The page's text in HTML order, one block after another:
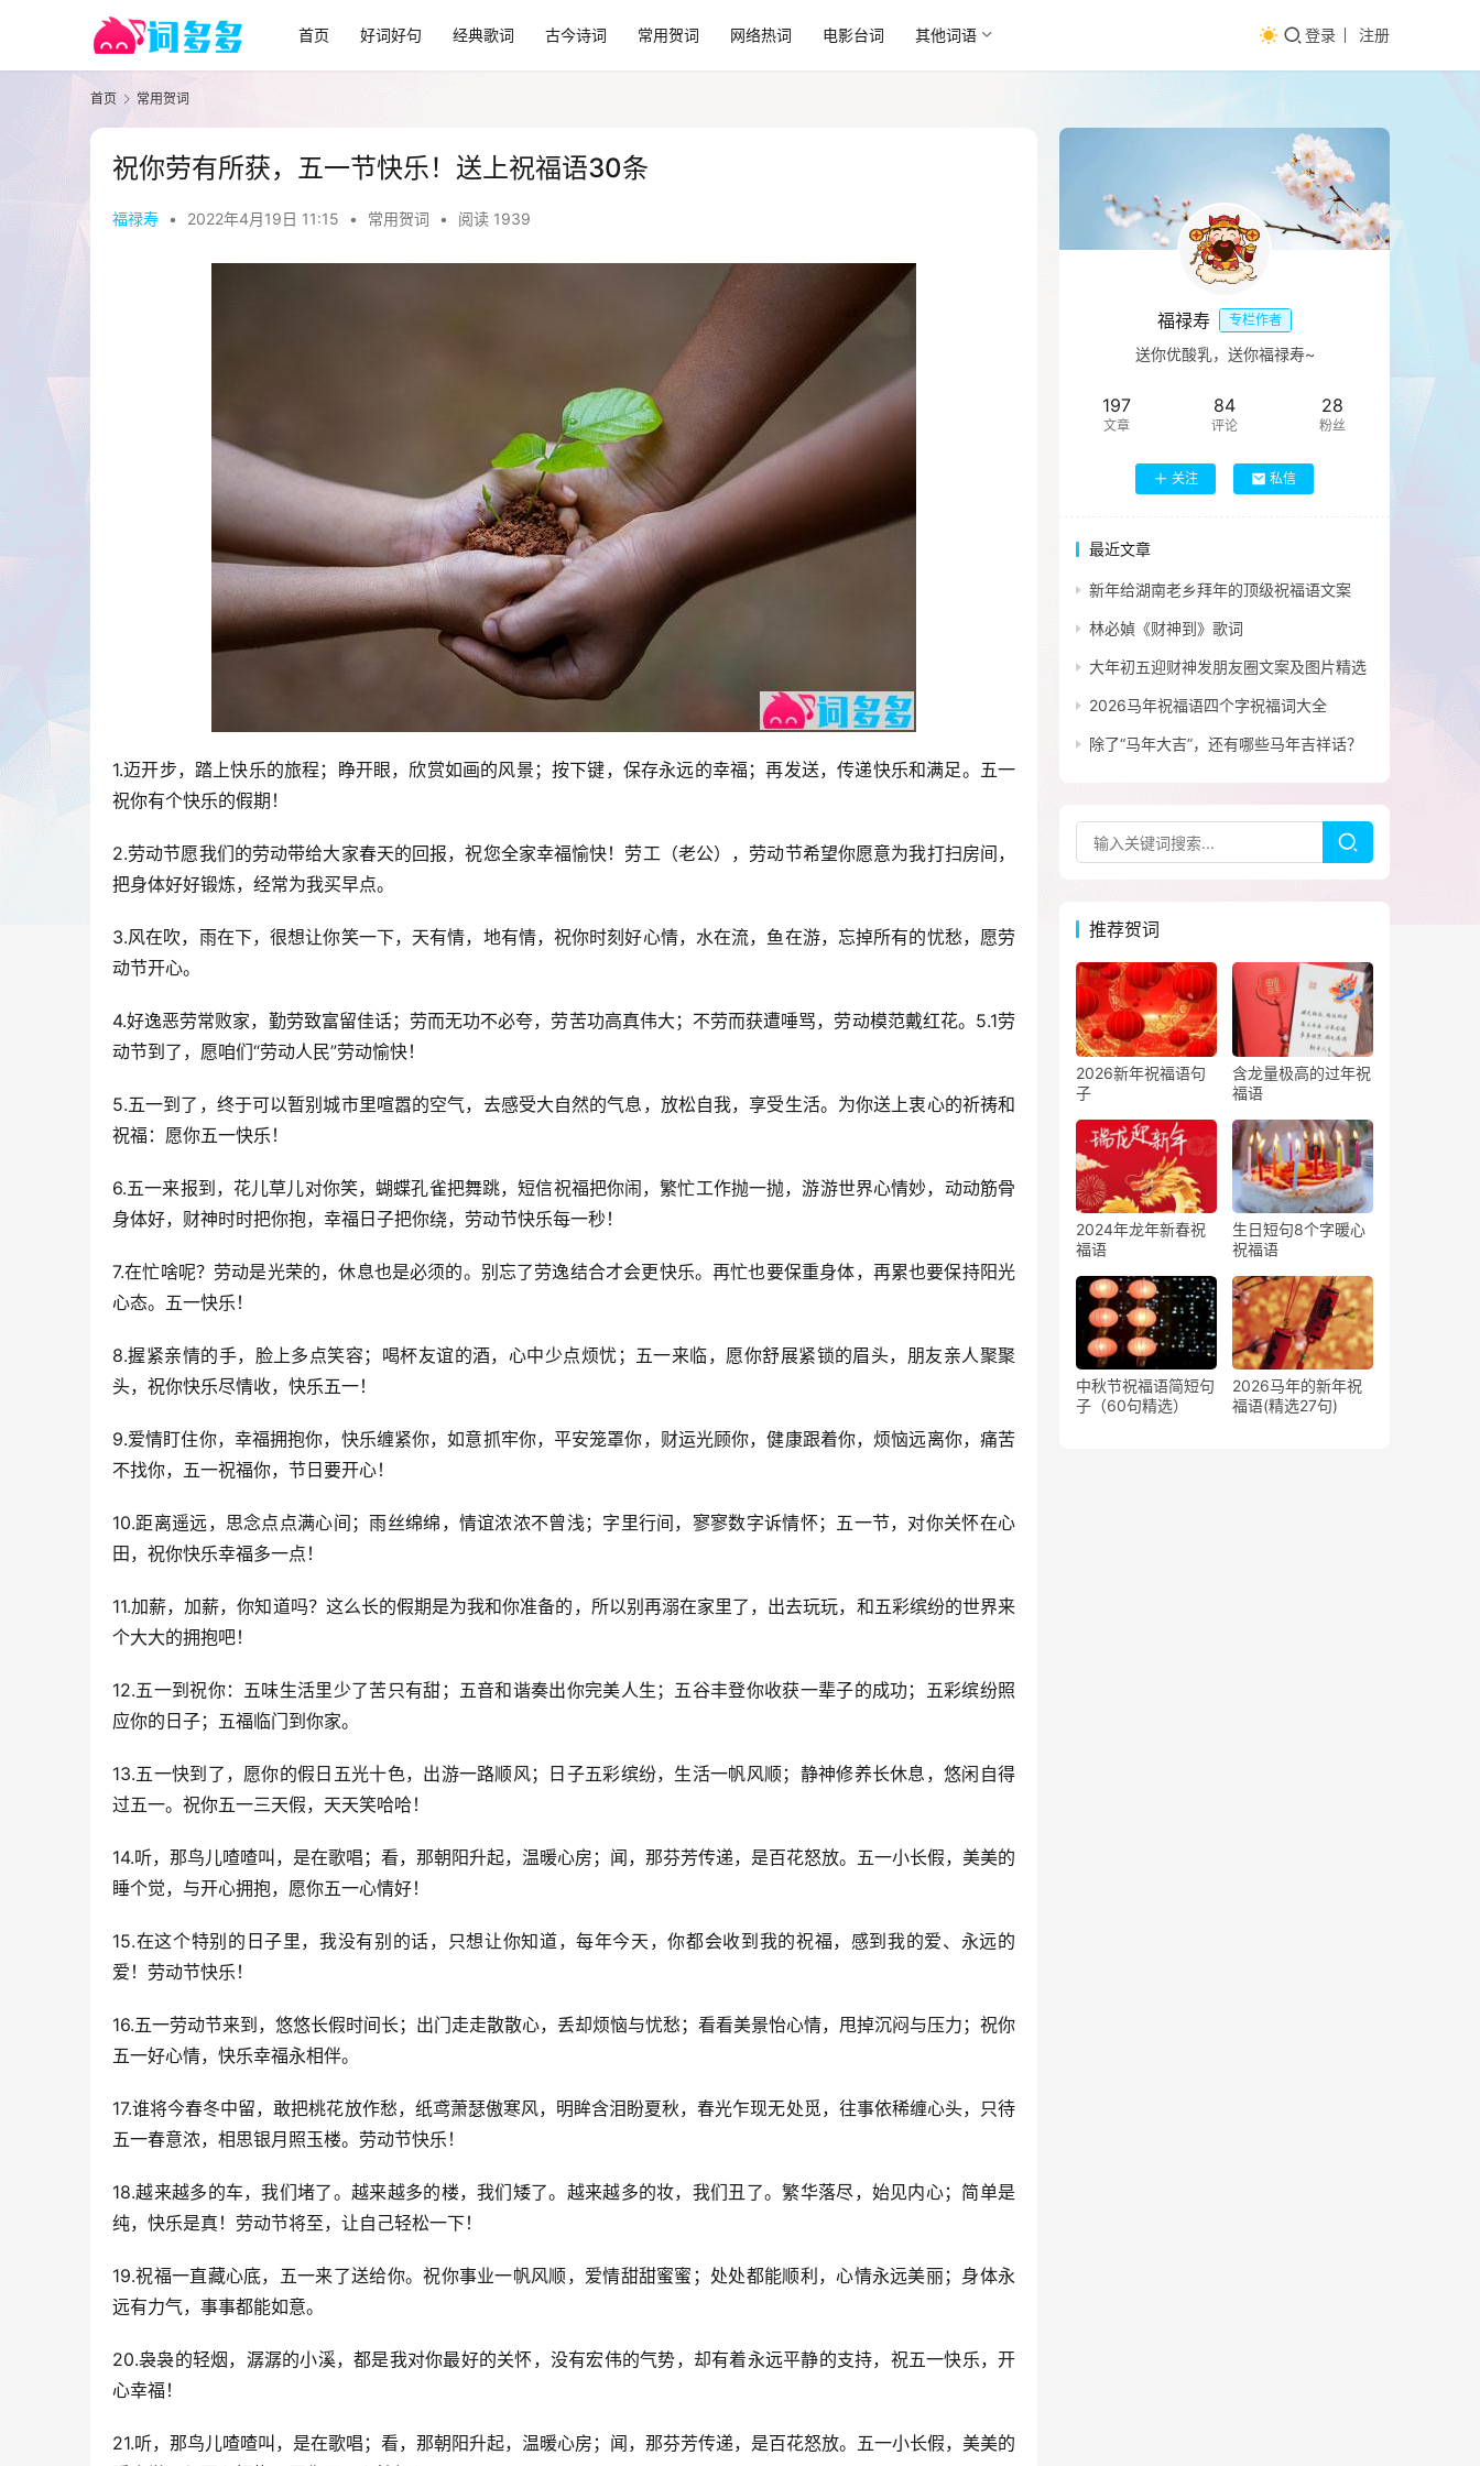
首页 好词好句 经典歌词 古今诗词 常用贺词 网络热词 电影台词 其他词语 登录 注册
首页 常用贺词
祝你劳有所获，五一节快乐！送上祝福语30条
福禄寿 • 2022年4月19日 11:15 • 常用贺词 • 阅读 1939
1.迈开步，踏上快乐的旅程；睁开眼，欣赏如画的风景；按下键，保存永远的幸福；再发送，传递快乐和满足。五一
祝你有个快乐的假期！
2.劳动节愿我们的劳动带给大家春天的回报，祝您全家幸福愉快！劳工（老公），劳动节希望你愿意为我打扫房间，
把身体好好锻炼，经常为我买早点。
3.风在吹，雨在下，很想让你笑一下，天有情，地有情，祝你时刻好心情，水在流，鱼在游，忘掉所有的忧愁，愿劳
动节开心。
4.好逸恶劳常败家，勤劳致富留佳话；劳而无功不必夸，劳苦功高真伟大；不劳而获遭唾骂，劳动模范戴红花。5.1劳
动节到了，愿咱们“劳动人民”劳动愉快！
5.五一到了，终于可以暂别城市里喧嚣的空气，去感受大自然的气息，放松自我，享受生活。为你送上衷心的祈祷和
祝福：愿你五一快乐！
6.五一来报到，花儿草儿对你笑，蝴蝶孔雀把舞跳，短信祝福把你闹，繁忙工作抛一抛，游游世界心情妙，动动筋骨
身体好，财神时时把你抱，幸福日子把你绕，劳动节快乐每一秒！
7.在忙啥呢？劳动是光荣的，休息也是必须的。别忘了劳逸结合才会更快乐。再忙也要保重身体，再累也要保持阳光
心态。五一快乐！
8.握紧亲情的手，脸上多点笑容；喝杯友谊的酒，心中少点烦忧；五一来临，愿你舒展紧锁的眉头，朋友亲人聚聚
头，祝你快乐尽情收，快乐五一！
9.爱情盯住你，幸福拥抱你，快乐缠紧你，如意抓牢你，平安笼罩你，财运光顾你，健康跟着你，烦恼远离你，痛苦
不找你，五一祝福你，节日要开心！
10.距离遥远，思念点点满心间；雨丝绵绵，情谊浓浓不曾浅；字里行间，寥寥数字诉情怀；五一节，对你关怀在心
田，祝你快乐幸福多一点！
11.加薪，加薪，你知道吗？这么长的假期是为我和你准备的，所以别再溺在家里了，出去玩玩，和五彩缤纷的世界来
个大大的拥抱吧！
12.五一到祝你：五味生活里少了苦只有甜；五音和谐奏出你完美人生；五谷丰登你收获一辈子的成功；五彩缤纷照
应你的日子；五福临门到你家。
13.五一快到了，愿你的假日五光十色，出游一路顺风；日子五彩缤纷，生活一帆风顺；静神修养长休息，悠闲自得
过五一。祝你五一三天假，天天笑哈哈！
14.听，那鸟儿喳喳叫，是在歌唱；看，那朝阳升起，温暖心房；闻，那芬芳传递，是百花怒放。五一小长假，美美的
睡个觉，与开心拥抱，愿你五一心情好！
15.在这个特别的日子里，我没有别的话，只想让你知道，每年今天，你都会收到我的祝福，感到我的爱、永远的
爱！劳动节快乐！
16.五一劳动节来到，悠悠长假时间长；出门走走散散心，丢却烦恼与忧愁；看看美景怡心情，甩掉沉闷与压力；祝你
五一好心情，快乐幸福永相伴。
17.谁将今春冬中留，敢把桃花放作愁，纸鸢萧瑟傲寒风，明眸含泪盼夏秋，春光乍现无处觅，往事依稀缠心头，只待
五一春意浓，相思银月照玉楼。劳动节快乐！
18.越来越多的车，我们堵了。越来越多的楼，我们矮了。越来越多的妆，我们丑了。繁华落尽，始见内心；简单是
纯，快乐是真！劳动节将至，让自己轻松一下！
19.祝福一直藏心底，五一来了送给你。祝你事业一帆风顺，爱情甜甜蜜蜜；处处都能顺利，心情永远美丽；身体永
远有力气，事事都能如意。
20.袅袅的轻烟，潺潺的小溪，都是我对你最好的关怀，没有宏伟的气势，却有着永远平静的支持，祝五一快乐，开
心幸福！
21.听，那鸟儿喳喳叫，是在歌唱；看，那朝阳升起，温暖心房；闻，那芬芳传递，是百花怒放。五一小长假，美美的
福禄寿 专栏作者
送你优酸乳，送你福禄寿~
197
文章
84
评论
28
粉丝
关注 私信
最近文章
新年给湖南老乡拜年的顶级祝福语文案
林必媜《财神到》歌词
大年初五迎财神发朋友圈文案及图片精选
2026马年祝福语四个字祝福词大全
除了“马年大吉”，还有哪些马年吉祥话？
推荐贺词
2026新年祝福语句
子
含龙量极高的过年祝
福语
2024年龙年新春祝
福语
生日短句8个字暖心
祝福语
中秋节祝福语简短句
子（60句精选）
2026马年的新年祝
福语(精选27句)